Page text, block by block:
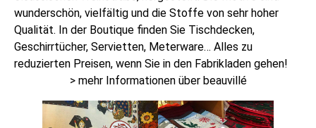
wunderschön, vielfältig und die Stoffe von sehr hoher
Qualität. In der Boutique finden Sie Tischdecken,
Geschirrtücher, Servietten, Meterware… Alles zu
reduzierten Preisen, wenn Sie in den Fabrikladen gehen!
> mehr Informationen über beauvillé